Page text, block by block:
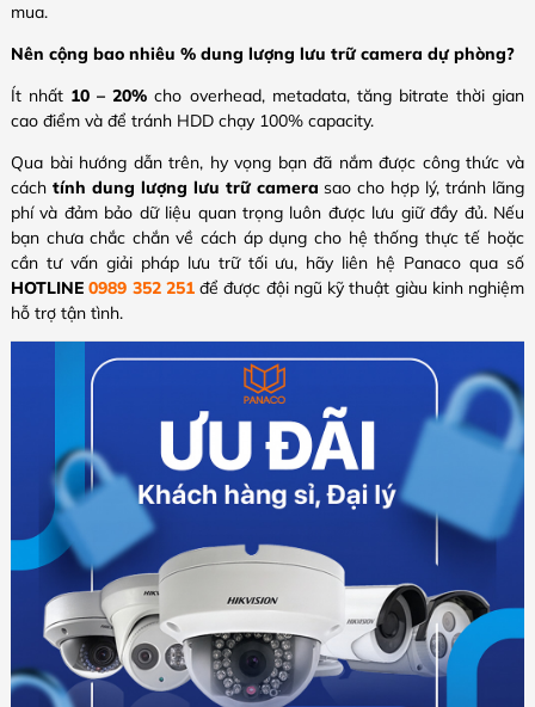
mua.
Nên cộng bao nhiêu % dung lượng lưu trữ camera dự phòng?
Ít nhất 10 – 20% cho overhead, metadata, tăng bitrate thời gian
cao điểm và để tránh HDD chạy 100% capacity.
Qua bài hướng dẫn trên, hy vọng bạn đã nắm được công thức và
cách tính dung lượng lưu trữ camera sao cho hợp lý, tránh lãng
phí và đảm bảo dữ liệu quan trọng luôn được lưu giữ đầy đủ. Nếu
bạn chưa chắc chắn về cách áp dụng cho hệ thống thực tế hoặc
cần tư vấn giải pháp lưu trữ tối ưu, hãy liên hệ Panaco qua số
HOTLINE0989 352 251để được đội ngũ kỹ thuật giàu kinh nghiệm
hỗ trợ tận tình.